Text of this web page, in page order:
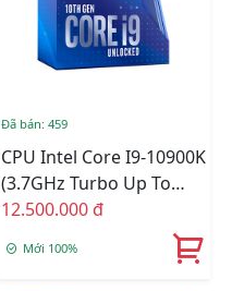
Đã bán: 459
CPU Intel Core I9-10900K
(3.7GHz Turbo Up To
5.3GHz, 10 Nhân 20
125W) - Socket Intel LGA
12.500.000 đ
Mới 100%